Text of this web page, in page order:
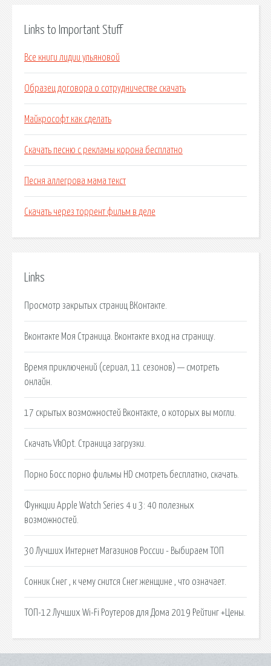
Links to Important Stuff
Все книги лидии ульяновой
Образец договора о сотрудничестве скачать
Майкрософт как сделать
Скачать песню с рекламы корона бесплатно
Песня аллегрова мама текст
Скачать через торрент фильм в деле
Links
Просмотр закрытых страниц ВКонтакте.
Вконтакте Моя Страница. Вконтакте вход на страницу.
Время приключений (сериал, 11 сезонов) — смотреть
онлайн.
17 скрытых возможностей Вконтакте, о которых вы могли.
Скачать VkOpt. Страница загрузки.
Порно Босс порно фильмы HD смотреть бесплатно, скачать.
Функции Apple Watch Series 4 и 3: 40 полезных
возможностей.
30 Лучших Интернет Магазинов России - Выбираем ТОП
Сонник Снег , к чему снится Снег женщине , что означает.
ТОП-12 Лучших Wi-Fi Роутеров для Дома 2019 Рейтинг +Цены.